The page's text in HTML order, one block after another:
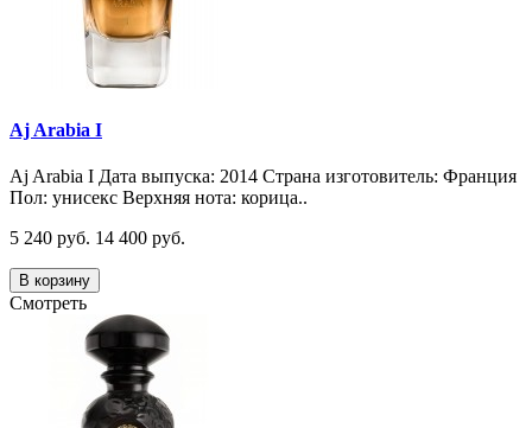
Aj Arabia I
Aj Arabia I Дата выпуска: 2014 Страна изготовитель: Франция
Пол: унисекс Верхняя нота: корица..
5 240 руб. 14 400 руб.
В корзину
Смотреть